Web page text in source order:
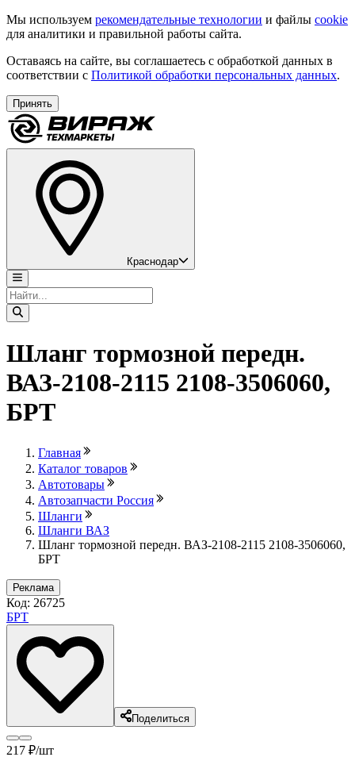
Мы используем рекомендательные технологии и файлы cookie
для аналитики и правильной работы сайта.
Оставаясь на сайте, вы соглашаетесь с обработкой данных в
соответствии с Политикой обработки персональных данных.
Принять
Краснодар
Шланг тормозной передн.
ВАЗ-2108-2115 2108-3506060,
БРТ
Главная
Каталог товаров
Автотовары
Автозапчасти Россия
Шланги
Шланги ВАЗ
Шланг тормозной передн. ВАЗ-2108-2115 2108-3506060,
БРТ
Реклама
Код: 26725
БРТ
Поделиться
217 ₽/шт